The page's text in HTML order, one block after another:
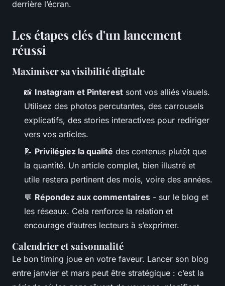
derrière l’écran.
Les étapes clés d'un lancement
réussi
Maximiser sa visibilité digitale
📸 Instagram et Pinterest sont vos alliés visuels.
Utilisez des photos percutantes, des carrousels
explicatifs, des stories interactives pour rediriger
vers vos articles.
📝 Privilégiez la qualité des contenus plutôt que
la quantité. Un article complet, bien illustré et
utile restera pertinent des mois, voire des années.
💬 Répondez aux commentaires - sur le blog et
les réseaux. Cela renforce la relation et
encourage d’autres lecteurs à s’exprimer.
Calendrier et saisonnalité
Le bon timing joue en votre faveur. Lancer son blog
entre janvier et mars peut être stratégique : c’est la